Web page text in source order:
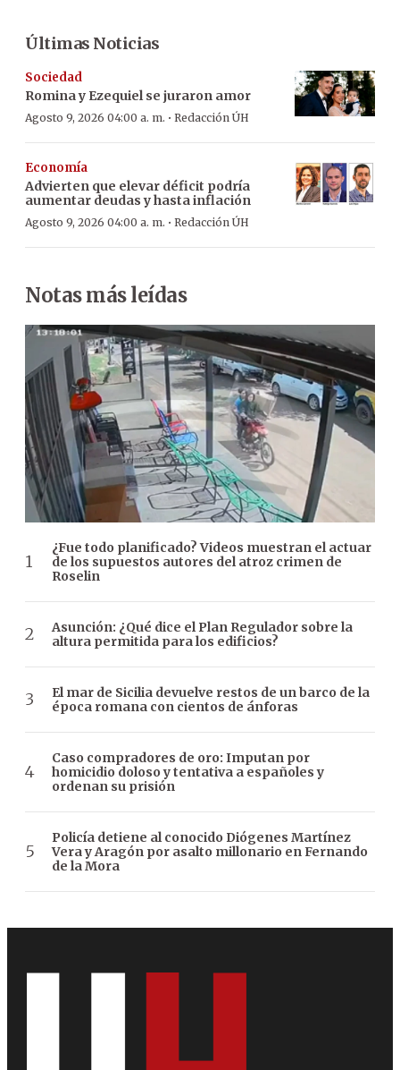
Últimas Noticias
Sociedad
Romina y Ezequiel se juraron amor
Agosto 9, 2026 04:00 a. m. · Redacción ÚH
Economía
Advierten que elevar déficit podría
aumentar deudas y hasta inflación
Agosto 9, 2026 04:00 a. m. · Redacción ÚH
Notas más leídas
¿Fue todo planificado? Videos muestran el actuar
de los supuestos autores del atroz crimen de
Roselin
Asunción: ¿Qué dice el Plan Regulador sobre la
altura permitida para los edificios?
El mar de Sicilia devuelve restos de un barco de la
época romana con cientos de ánforas
Caso compradores de oro: Imputan por
homicidio doloso y tentativa a españoles y
ordenan su prisión
Policía detiene al conocido Diógenes Martínez
Vera y Aragón por asalto millonario en Fernando
de la Mora